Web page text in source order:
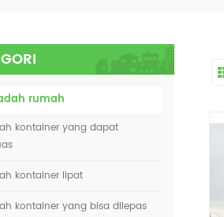
rumah
kontainer yang dapat
kontainer lipat
kontainer yang bisa dilepas